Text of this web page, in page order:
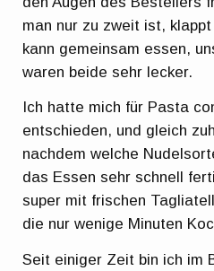
man nur zu zweit ist,
kann gemeinsam essen,
waren beide sehr lecker.
Ich hatte mich für Pasta
entschieden, und gleich
nachdem welche
das Essen sehr schnell
super mit frischen
die nur wenige Minuten
Seit einiger Zeit bin ich im